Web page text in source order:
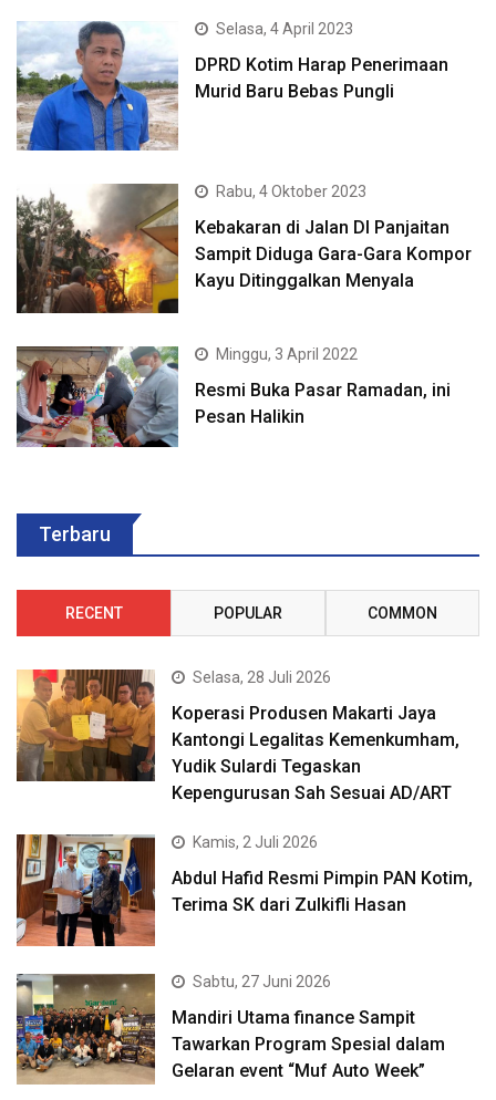
Selasa, 4 April 2023
DPRD Kotim Harap Penerimaan
Murid Baru Bebas Pungli
Rabu, 4 Oktober 2023
Kebakaran di Jalan DI Panjaitan
Sampit Diduga Gara-Gara Kompor
Kayu Ditinggalkan Menyala
Minggu, 3 April 2022
Resmi Buka Pasar Ramadan, ini
Pesan Halikin
Terbaru
RECENT POPULAR COMMON
Selasa, 28 Juli 2026
Koperasi Produsen Makarti Jaya
Kantongi Legalitas Kemenkumham,
Yudik Sulardi Tegaskan
Kepengurusan Sah Sesuai AD/ART
Kamis, 2 Juli 2026
Abdul Hafid Resmi Pimpin PAN Kotim,
Terima SK dari Zulkifli Hasan
Sabtu, 27 Juni 2026
Mandiri Utama finance Sampit
Tawarkan Program Spesial dalam
Gelaran event “Muf Auto Week”